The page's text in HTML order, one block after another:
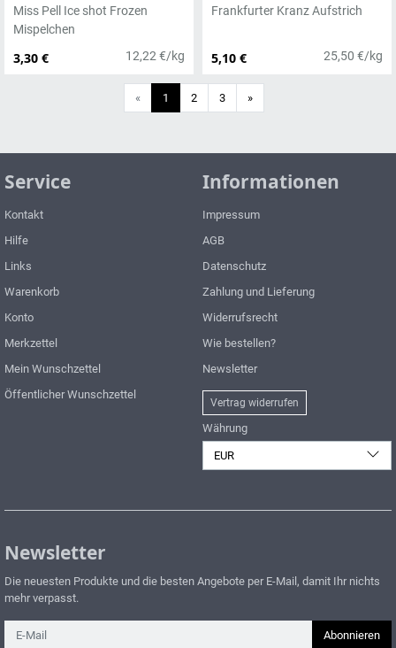
3,30 € 12,22 €/kg
Miss Pell Ice shot Frozen
Mispelchen
5,10 € 25,50 €/kg
Frankfurter Kranz Aufstrich
« 1 2 3 »Weiter
Service
Kontakt
Hilfe
Links
Warenkorb
Konto
Merkzettel
Mein Wunschzettel
Öffentlicher Wunschzettel
Informationen
Impressum
AGB
Datenschutz
Zahlung und Lieferung
Widerrufsrecht
Wie bestellen?
Newsletter
Vertrag widerrufen
Währung
EUR
Newsletter
Die neuesten Produkte und die besten Angebote per E-Mail, damit Ihr nichts
mehr verpasst.
Newsletter
Abonnieren